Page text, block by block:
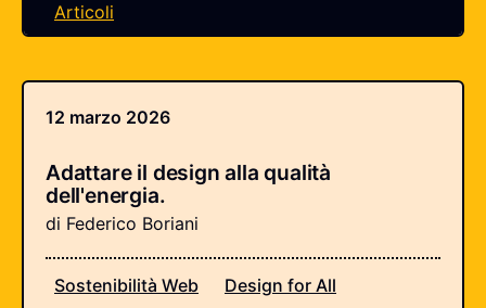
Articoli
12 marzo 2026
Adattare il design alla qualità
dell'energia.
di Federico Boriani
Sostenibilità Web Design for All